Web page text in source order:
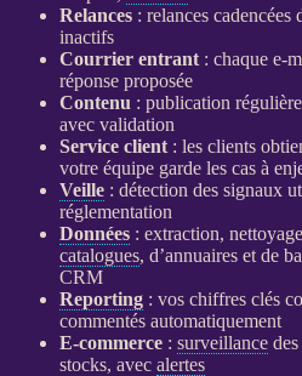
Relances: relancescadencées
inactifs
Courrier entrant: chaque e-
réponse proposée
Contenu : publication
avec validation
Service client: les clients
votre équipe garde les cas à
Veille: détection des signaux
réglementation
Données: extraction,
catalogues, d’annuaires et de
CRM
Reporting: vos chiffres clés
commentés automatiquement
E-commerce: surveillancedes
stocks, avec alertes